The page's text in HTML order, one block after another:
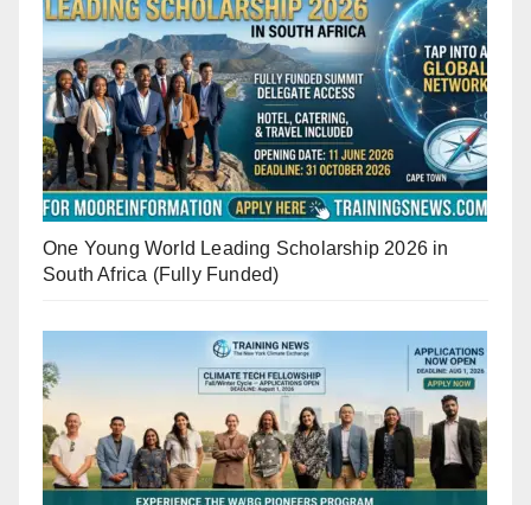
One Young World Leading Scholarship 2026 in
South Africa (Fully Funded)